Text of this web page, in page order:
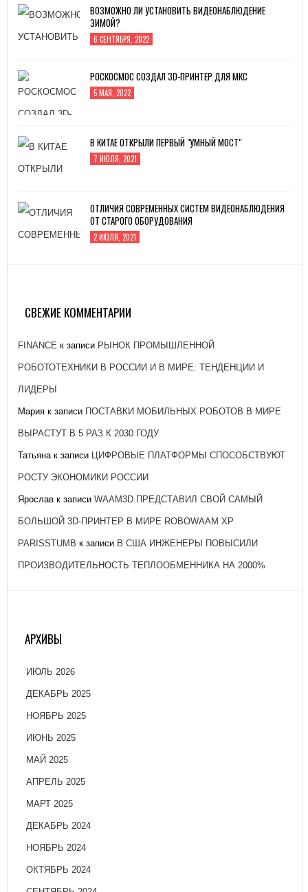
ВОЗМОЖНО ЛИ УСТАНОВИТЬ ВИДЕОНАБЛЮДЕНИЕ
ЗИМОЙ?
6 СЕНТЯБРЯ, 2022
РОСКОСМОС СОЗДАЛ 3D-ПРИНТЕР ДЛЯ МКС
5 МАЯ, 2022
В КИТАЕ ОТКРЫЛИ ПЕРВЫЙ "УМНЫЙ МОСТ"
7 ИЮЛЯ, 2021
ОТЛИЧИЯ СОВРЕМЕННЫХ СИСТЕМ ВИДЕОНАБЛЮДЕНИЯ
ОТ СТАРОГО ОБОРУДОВАНИЯ
2 ИЮЛЯ, 2021
26 ЯНВАРЯ, 2021
СВЕЖИЕ КОММЕНТАРИИ
FINANCE к записи РЫНОК ПРОМЫШЛЕННОЙ
РОБОТОТЕХНИКИ В РОССИИ И В МИРЕ: ТЕНДЕНЦИИ И
ЛИДЕРЫ
Мария к записи ПОСТАВКИ МОБИЛЬНЫХ РОБОТОВ В МИРЕ
ВЫРАСТУТ В 5 РАЗ К 2030 ГОДУ
Татьянак записи ЦИФРОВЫЕ ПЛАТФОРМЫ СПОСОБСТВУЮТ
РОСТУ ЭКОНОМИКИ РОССИИ
Ярослав к записи WAAM3D ПРЕДСТАВИЛ СВОЙ САМЫЙ
БОЛЬШОЙ 3D-ПРИНТЕР В МИРЕ ROBOWAAM XP
PARISSTUMB к записи В США ИНЖЕНЕРЫ ПОВЫСИЛИ
ПРОИЗВОДИТЕЛЬНОСТЬ ТЕПЛООБМЕННИКА НА 2000%
АРХИВЫ
ИЮЛЬ 2026
ДЕКАБРЬ 2025
НОЯБРЬ 2025
ИЮНЬ 2025
МАЙ 2025
АПРЕЛЬ 2025
МАРТ 2025
ДЕКАБРЬ 2024
НОЯБРЬ 2024
ОКТЯБРЬ 2024